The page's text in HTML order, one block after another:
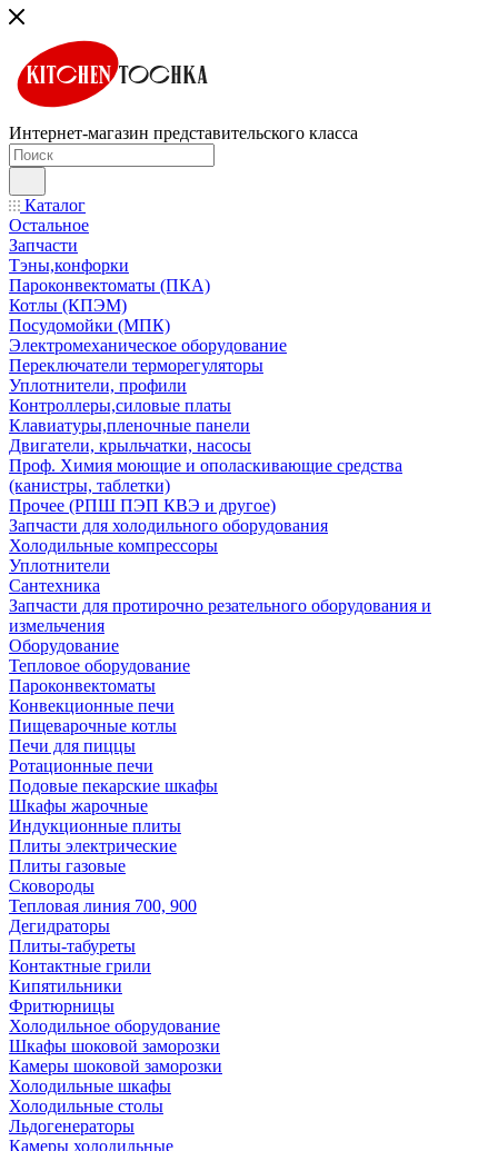
Интернет-магазин представительского класса
Каталог
Остальное
Запчасти
Тэны,конфорки
Пароконвектоматы (ПКА)
Котлы (КПЭМ)
Посудомойки (МПК)
Электромеханическое оборудование
Переключатели терморегуляторы
Уплотнители, профили
Контроллеры,силовые платы
Клавиатуры,пленочные панели
Двигатели, крыльчатки, насосы
Проф. Химия моющие и ополаскивающие средства
(канистры, таблетки)
Прочее (РПШ ПЭП КВЭ и другое)
Запчасти для холодильного оборудования
Холодильные компрессоры
Уплотнители
Сантехника
Запчасти для протирочно резательного оборудования и
измельчения
Оборудование
Тепловое оборудование
Пароконвектоматы
Конвекционные печи
Пищеварочные котлы
Печи для пиццы
Ротационные печи
Подовые пекарские шкафы
Шкафы жарочные
Индукционные плиты
Плиты электрические
Плиты газовые
Сковороды
Тепловая линия 700, 900
Дегидраторы
Плиты-табуреты
Контактные грили
Кипятильники
Фритюрницы
Холодильное оборудование
Шкафы шоковой заморозки
Камеры шоковой заморозки
Холодильные шкафы
Холодильные столы
Льдогенераторы
Камеры холодильные